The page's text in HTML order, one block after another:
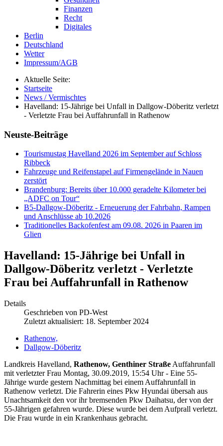
Finanzen
Recht
Digitales
Berlin
Deutschland
Wetter
Impressum/AGB
Aktuelle Seite:
Startseite
News / Vermischtes
Havelland: 15-Jährige bei Unfall in Dallgow-Döberitz verletzt
- Verletzte Frau bei Auffahrunfall in Rathenow
Neuste-Beiträge
Tourismustag Havelland 2026 im September auf Schloss
Ribbeck
Fahrzeuge und Reifenstapel auf Firmengelände in Nauen
zerstört
Brandenburg: Bereits über 10.000 geradelte Kilometer bei
„ADFC on Tour“
B5-Dallgow-Döberitz - Erneuerung der Fahrbahn, Rampen
und Anschlüsse ab 10.2026
Traditionelles Backofenfest am 09.08. 2026 in Paaren im
Glien
Havelland: 15-Jährige bei Unfall in
Dallgow-Döberitz verletzt - Verletzte
Frau bei Auffahrunfall in Rathenow
Details
Geschrieben von PD-West
Zuletzt aktualisiert: 18. September 2024
Rathenow,
Dallgow-Döberitz
Landkreis Havelland, Rathenow, Genthiner Straße Auffahrunfall
mit verletzter Frau Montag, 30.09.2019, 15:54 Uhr - Eine 55-
Jährige wurde gestern Nachmittag bei einem Auffahrunfall in
Rathenow verletzt. Die Fahrerin eines Pkw Hyundai übersah aus
Unachtsamkeit den vor ihr bremsenden Pkw Daihatsu, der von der
55-Jährigen gefahren wurde. Diese wurde bei dem Aufprall verletzt.
Die Frau wurde in ein Krankenhaus gebracht.